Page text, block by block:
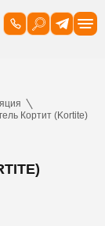
Кортит (Kortite)